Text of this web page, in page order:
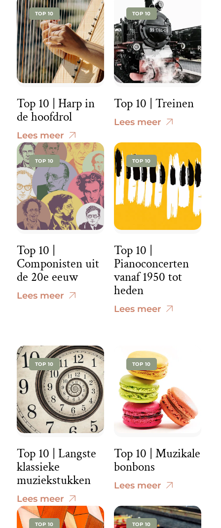
TOP 10
Top 10 | Harp in
de hoofdrol
Lees meer
TOP 10
Top 10 | Treinen
Lees meer
TOP 10
Top 10 |
Componisten uit
de 20e eeuw
Lees meer
TOP 10
Top 10 |
Pianoconcerten
vanaf 1950 tot
heden
Lees meer
TOP 10
Top 10 | Langste
klassieke
muziekstukken
Lees meer
TOP 10
Top 10 | Muzikale
bonbons
Lees meer
TOP 10 TOP 10